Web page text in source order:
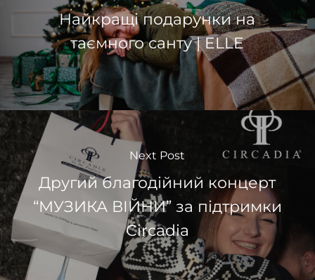
Найкращі подарунки на
таємного санту | ELLE
Next Post
Другий благодійний концерт
“МУЗИКА ВІЙНИ” за підтримки
Circadia